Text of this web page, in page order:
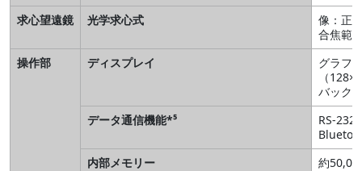
求心望遠鏡
光学求心式
像：正
合焦範
操作部
ディスプレイ
グラフ
（
バック
データ通信機能*⁵
RS-
内部メモリー
約